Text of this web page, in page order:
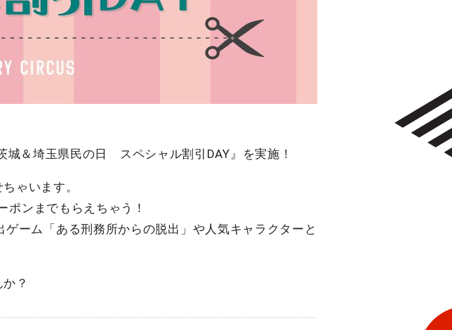
＆埼玉県民の日 スペシャル割引DAY』を実施！
ゃいます。
ンまでもらえちゃう！
ーム「ある刑務所からの脱出」や人気キャラクターと
？